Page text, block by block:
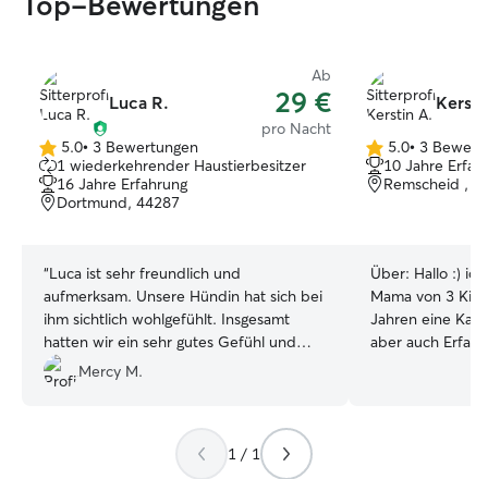
Luca R.
Ab
29 €
pro Nacht
5.0
von
5
Sternen
5.0• 3 Bewertungen
1 wiederkehrender Haustierbesitzer
16 Jahre Erfahrung
Dortmund, 44287
“Luca ist sehr freundlich und
aufmerksam. Unsere Hündin hat sich bei
ihm sichtlich wohlgefühlt. Insgesamt
hatten wir ein sehr gutes Gefühl und
würden Molly jederzeit wieder zu ihm
bringen.
Mercy M.
5.0
von
5
5.0• 3
10 Jahre
Remscheid ,
Über: Hallo :)
Mama von 3
Jahren eine
aber auch
1 / 1